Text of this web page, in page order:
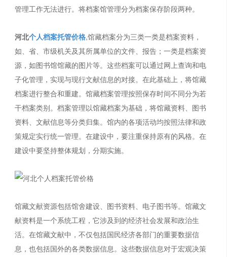
管理工作无法进行。将档案馆管理分为档案保存阶段两种。
河北个人档案托管价格,馆藏档案分为三类一类是档案资料，
如、省、市级机关及其所属单位的文件、报告；一类是档案资
源，如图书馆馆藏的图片等。这些档案可以通过网上查询和电
子化管理，实现与现行文献信息的对接。在此基础上，将馆藏
档案进行整合和重建。馆藏档案管理按照保存时间不同分为若
干档案类别。档案管理以馆藏档案为基础，将馆藏资料、图书
资料、文献信息等分类归集。馆内的各项活动均按照法律和政
策规定实行统一管理。在建设中，要注重保持原有的风格。在
建设中要坚持整体规划，分期实施。
馆藏文献资源包括馆舍建设、图书资料、电子图书等。馆藏文
献资料是一个系统工程，它涉及到的经济社会发展和政治生
活。在馆藏文献中，不仅包括国民经济各部门的重要数据信
息，也包括国外的各类数据信息。这些数据信息对于宏观决策